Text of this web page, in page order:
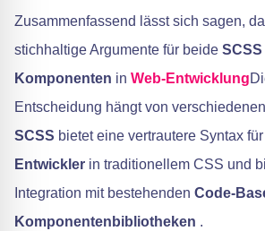
Zusammenfassend lässt sich sagen,
stichhaltige Argumente für beide
Komponenten in Web-Entwicklung
Entscheidung hängt von
SCSS bietet eine vertrautere Syntax für
Entwickler in traditionellem CSS und
Integration mit bestehenden Code-
Komponentenbibliotheken .